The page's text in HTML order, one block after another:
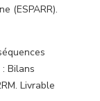
(ESPARR).
Bilans
Livrable